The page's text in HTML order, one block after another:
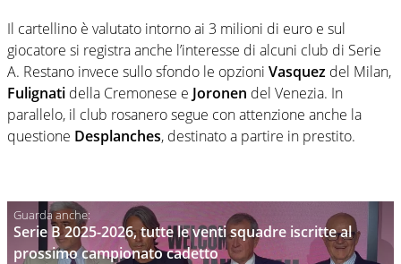
Il cartellino è valutato intorno ai 3 milioni di euro e sul
giocatore si registra anche l’interesse di alcuni club di Serie
A. Restano invece sullo sfondo le opzioni Vasquez del Milan,
Fulignati della Cremonese e Joronen del Venezia. In
parallelo, il club rosanero segue con attenzione anche la
questione Desplanches, destinato a partire in prestito.
Serie B 2025-2026, tutte le venti squadre iscritte al
prossimo campionato cadetto